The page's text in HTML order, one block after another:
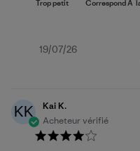
Date
19/07/26
KK
Kai K.
Acheteur vérifié